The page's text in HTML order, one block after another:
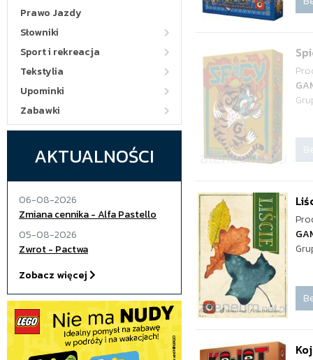
Prawo Jazdy
Słowniki
Sport i rekreacja
Tekstylia
Upominki
Zabawki
AKTUALNOŚCI
06-08-2026
Zmiana cennika - Alfa Pastello
05-08-2026
Zwrot - Pactwa
Zobacz więcej